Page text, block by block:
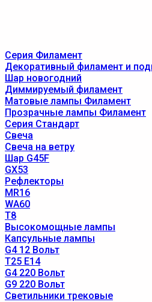
Серия Филамент
Декоративный филамент и
Шар новогодний
Диммируемый филамент
Матовые лампы Филамент
Прозрачные лампы Филамент
Серия Стандарт
Свеча
Свеча на ветру
Шар G45F
GX53
Рефлекторы
MR16
WA60
T8
Высокомощные лампы
Капсульные лампы
G4 12 Вольт
T25 E14
G4 220 Вольт
G9 220 Вольт
Светильники трековые